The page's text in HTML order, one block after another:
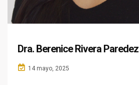
Dra. Berenice Rivera Paredez
14 mayo, 2025